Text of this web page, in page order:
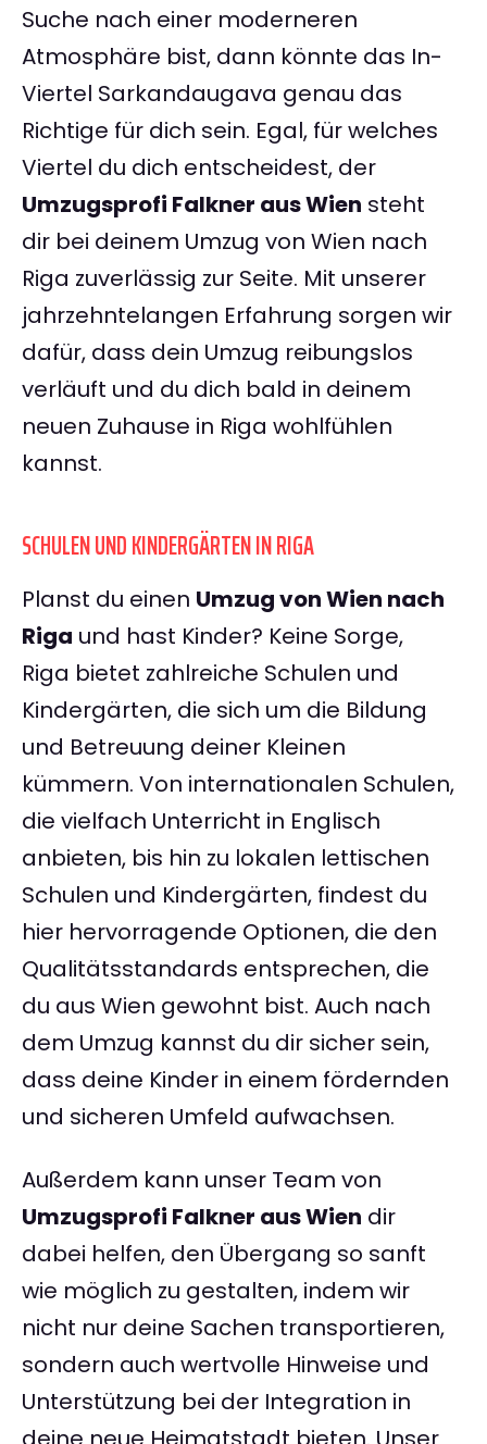
Suche nach einer moderneren
Atmosphäre bist, dann könnte das In-
Viertel Sarkandaugava genau das
Richtige für dich sein. Egal, für welches
Viertel du dich entscheidest, der
Umzugsprofi Falkner aus Wien steht
dir bei deinem Umzug von Wien nach
Riga zuverlässig zur Seite. Mit unserer
jahrzehntelangen Erfahrung sorgen wir
dafür, dass dein Umzug reibungslos
verläuft und du dich bald in deinem
neuen Zuhause in Riga wohlfühlen
kannst.
SCHULEN UND KINDERGÄRTEN IN RIGA
Planst du einen Umzug von Wien nach
Riga und hast Kinder? Keine Sorge,
Riga bietet zahlreiche Schulen und
Kindergärten, die sich um die Bildung
und Betreuung deiner Kleinen
kümmern. Von internationalen Schulen,
die vielfach Unterricht in Englisch
anbieten, bis hin zu lokalen lettischen
Schulen und Kindergärten, findest du
hier hervorragende Optionen, die den
Qualitätsstandards entsprechen, die
du aus Wien gewohnt bist. Auch nach
dem Umzug kannst du dir sicher sein,
dass deine Kinder in einem fördernden
und sicheren Umfeld aufwachsen.
Außerdem kann unser Team von
Umzugsprofi Falkner aus Wien dir
dabei helfen, den Übergang so sanft
wie möglich zu gestalten, indem wir
nicht nur deine Sachen transportieren,
sondern auch wertvolle Hinweise und
Unterstützung bei der Integration in